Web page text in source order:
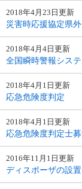
2018年4月23日更新
災害時応援協定県
2018年4月4日更新
全国瞬時警報シス
2018年4月1日更新
応急危険度判定
2018年4月1日更新
応急危険度判定士
2016年11月1日更新
ディスポーザの設